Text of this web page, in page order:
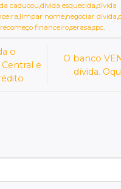
caducou,dívida esquecida,dívida
,limpar nome,negociar dívida,
recomeço financeiro,serasa,spc.
o
e
O banco
dívida.